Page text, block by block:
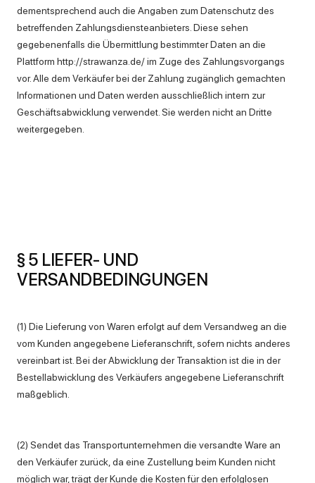
dementsprechend auch die Angaben zum Datenschutz des
betreffenden Zahlungsdiensteanbieters. Diese sehen
gegebenenfalls die Übermittlung bestimmter Daten an die
Plattform http://strawanza.de/ im Zuge des Zahlungsvorgangs
vor. Alle dem Verkäufer bei der Zahlung zugänglich gemachten
Informationen und Daten werden ausschließlich intern zur
Geschäftsabwicklung verwendet. Sie werden nicht an Dritte
weitergegeben.
§ 5 LIEFER- UND
VERSANDBEDINGUNGEN
(1) Die Lieferung von Waren erfolgt auf dem Versandweg an die
vom Kunden angegebene Lieferanschrift, sofern nichts anderes
vereinbart ist. Bei der Abwicklung der Transaktion ist die in der
Bestellabwicklung des Verkäufers angegebene Lieferanschrift
maßgeblich.
(2) Sendet das Transportunternehmen die versandte Ware an
den Verkäufer zurück, da eine Zustellung beim Kunden nicht
möglich war, trägt der Kunde die Kosten für den erfolglosen